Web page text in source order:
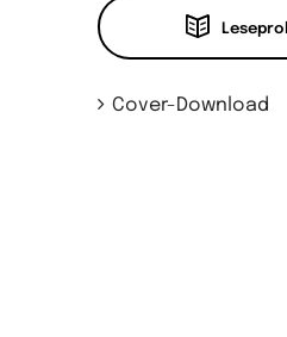
Cover-Download